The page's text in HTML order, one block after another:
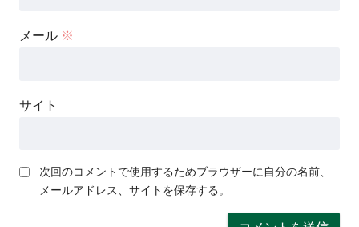
メール ※
サイト
次回のコメントで使用するためブラウザーに自分の名前、
メールアドレス、サイトを保存する。